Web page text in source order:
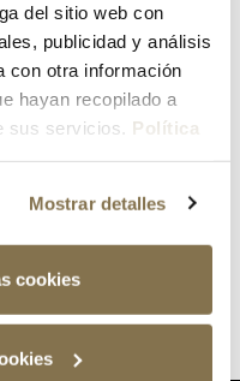
del sitio web con
publicidad y análisis
con otra información
hayan recopilado a
sus servicios. Política
Mostrar detalles
cookies